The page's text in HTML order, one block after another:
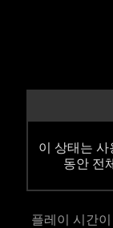
이 상태는 사
동안 전
플레이 시간